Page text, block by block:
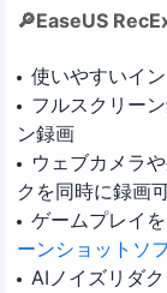
🔎EaseUS
使いやすいイ
フルスクリーン
ン録画
ウェブカメラ
クを同時に録画
ゲームプレイ
ーンショットソ
AIノイズリダ